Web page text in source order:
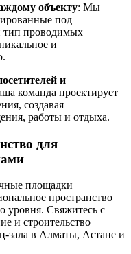
объекту: Мы
под
тип проводимых
и
и
команда проектирует
создавая
работы и отдыха.
для
площадки
пространство
уровня. Свяжитесь с
и строительство
зала в Алматы, Астане и